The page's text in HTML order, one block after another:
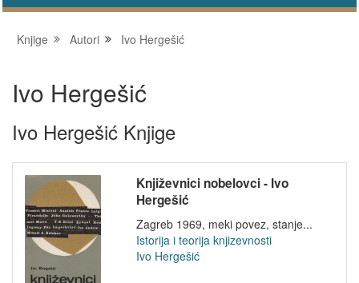
Knjige Autori Ivo Hergešić
Ivo Hergešić
Ivo Hergešić Knjige
Književnici nobelovci - Ivo
Hergešić
Zagreb 1969, meki povez, stanje...
Istorija i teorija knjizevnosti
Ivo Hergešić